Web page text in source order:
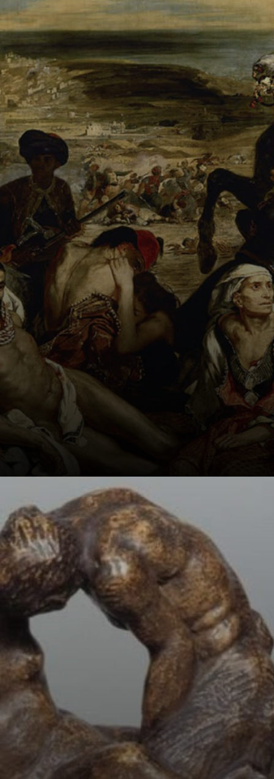
La capacidad del
arte para sondear
las profundidades
del alma humana
es un tema
recurrente en la
obra de Goya.
La pintura El
Aquelarre es un
claro espejo de la
mirada de Goya
ante la Guerra de
la Independencia